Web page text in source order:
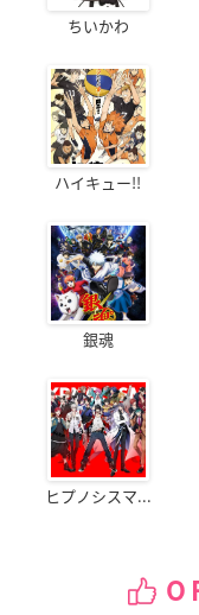
ちいかわ
ハイキュー!!
銀魂
ヒプノシスマ...